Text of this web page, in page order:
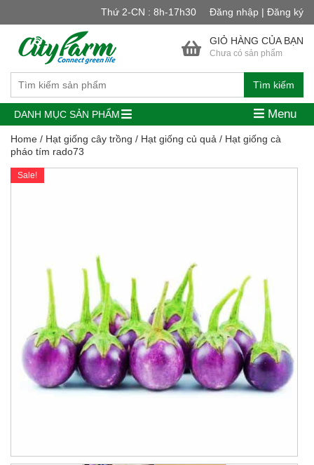
Thứ 2-CN : 8h-17h30 Đăng nhập | Đăng ký
Tìm kiếm
GIỎ HÀNG CỦA BẠN
Chưa có sản phẩm
DANH MỤC SẢN PHẨM Menu
Home / Hạt giống cây trồng / Hạt giống củ quả / Hạt giống cà
pháo tím rado73
Sale!